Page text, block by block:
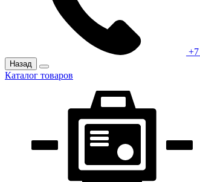
Назад
Каталог товаров